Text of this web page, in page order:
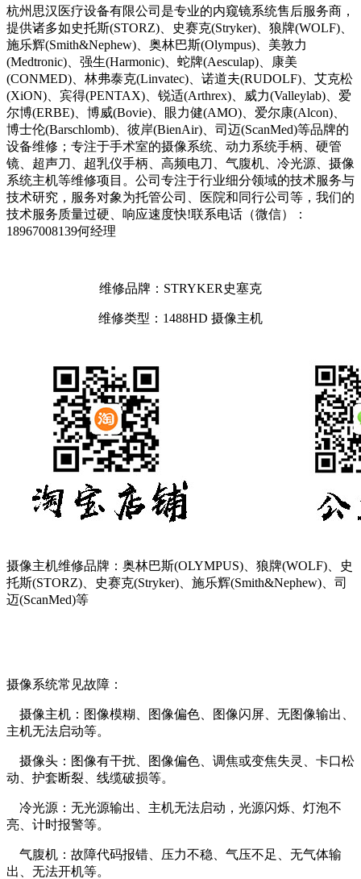
杭州思汉医疗设备有限公司是专业的内窥镜系统售后服务商，
提供诸多如史托斯(STORZ)、史赛克(Stryker)、狼牌(WOLF)、
施乐辉(Smith&Nephew)、奥林巴斯(Olympus)、美敦力
(Medtronic)、强生(Harmonic)、蛇牌(Aesculap)、康美
(CONMED)、林弗泰克(Linvatec)、诺道夫(RUDOLF)、艾克松
(XiON)、宾得(PENTAX)、锐适(Arthrex)、威力(Valleylab)、爱
尔博(ERBE)、博威(Bovie)、眼力健(AMO)、爱尔康(Alcon)、
博士伦(Barschlomb)、彼岸(BienAir)、司迈(ScanMed)等品牌的
设备维修；专注于手术室的摄像系统、动力系统手柄、硬管
镜、超声刀、超乳仪手柄、高频电刀、气腹机、冷光源、摄像
系统主机等维修项目。公司专注于行业细分领域的技术服务与
技术研究，服务对象为托管公司、医院和同行公司等，我们的
技术服务质量过硬、响应速度快!联系电话（微信）：
18967008139何经理
维修品牌：STRYKER史塞克
维修类型：1488HD 摄像主机
摄像主机维修品牌：奥林巴斯(OLYMPUS)、狼牌(WOLF)、史
托斯(STORZ)、史赛克(Stryker)、施乐辉(Smith&Nephew)、司
迈(ScanMed)等
摄像系统常见故障：
摄像主机：图像模糊、图像偏色、图像闪屏、无图像输出、
主机无法启动等。
摄像头：图像有干扰、图像偏色、调焦或变焦失灵、卡口松
动、护套断裂、线缆破损等。
冷光源：无光源输出、主机无法启动，光源闪烁、灯泡不
亮、计时报警等。
气腹机：故障代码报错、压力不稳、气压不足、无气体输
出、无法开机等。